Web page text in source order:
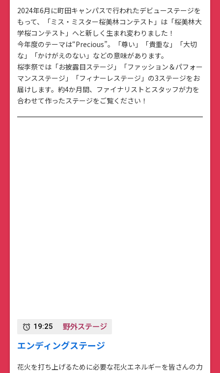
2024年6月に町田キャンパスで行われたデビューステージを
もって、「ミス・ミスター桜美林コンテスト」は「桜美林大
学桜コンテスト」へと新しく生まれ変わりました！
今年度のテーマは“Precious”。「尊い」「貴重な」「大切
な」「かけがえのない」などの意味があります。
桜李祭では「お披露目ステージ」「ファッション＆パフォー
マンスステージ」「フィナーレステージ」の3ステージをお
届けします。約4か月間、ファイナリストとスタッフが力を
合わせて作ったステージをご覧ください！
alarm 19:25 野外ステージ
エンディングステージ
花火を打ち上げるために必要な花火エネルギーを皆さんの力